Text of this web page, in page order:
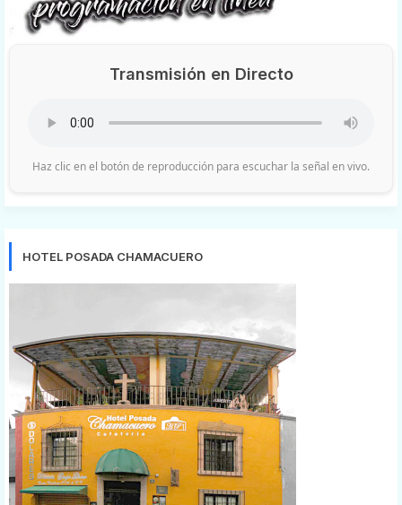
Transmisión en Directo
Haz clic en el botón de reproducción para escuchar la señal en vivo.
HOTEL POSADA CHAMACUERO